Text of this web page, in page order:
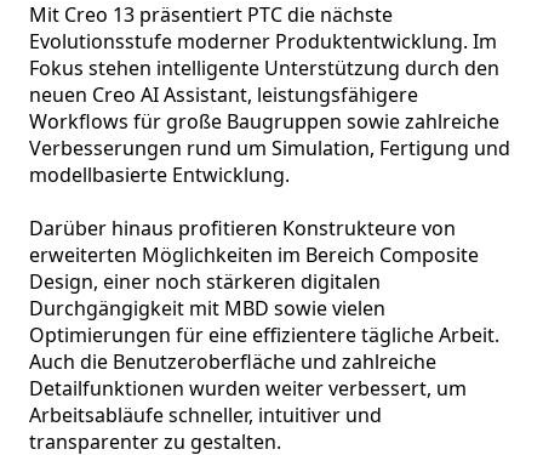
Mit Creo 13 präsentiert PTC die nächste
Evolutionsstufe moderner Produktentwicklung. Im
Fokus stehen intelligente Unterstützung durch den
neuen Creo AI Assistant, leistungsfähigere
Workflows für große Baugruppen sowie zahlreiche
Verbesserungen rund um Simulation, Fertigung und
modellbasierte Entwicklung.
Darüber hinaus profitieren Konstrukteure von
erweiterten Möglichkeiten im Bereich Composite
Design, einer noch stärkeren digitalen
Durchgängigkeit mit MBD sowie vielen
Optimierungen für eine effizientere tägliche Arbeit.
Auch die Benutzeroberfläche und zahlreiche
Detailfunktionen wurden weiter verbessert, um
Arbeitsabläufe schneller, intuitiver und
transparenter zu gestalten.